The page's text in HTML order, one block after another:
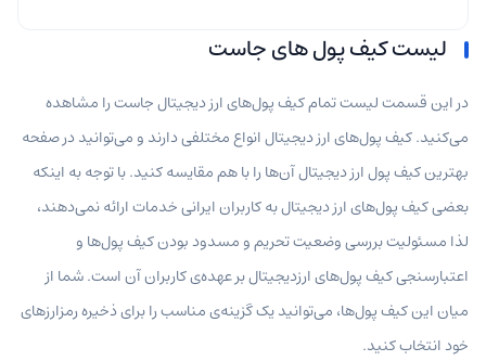
لیست کیف پول های جاست
در این قسمت لیست تمام کیف پول‌های ارز دیجیتال جاست را مشاهده
می‌کنید. کیف پول‌های ارز دیجیتال انواع مختلفی دارند و می‌توانید در صفحه
بهترین کیف پول ارز دیجیتال آن‌ها را با هم مقایسه کنید. با توجه به اینکه
بعضی کیف پول‌های ارز دیجیتال به کاربران ایرانی خدمات ارائه نمی‌دهند،
لذا مسئولیت بررسی وضعیت تحریم و مسدود بودن کیف پول‌ها و
اعتبارسنجی کیف پول‌های ارزدیجیتال بر عهده‌ی کاربران آن است. شما از
میان این کیف پول‌ها، می‌توانید یک گزینه‌‌ی مناسب را برای ذخیره رمزارزهای
خود انتخاب کنید.